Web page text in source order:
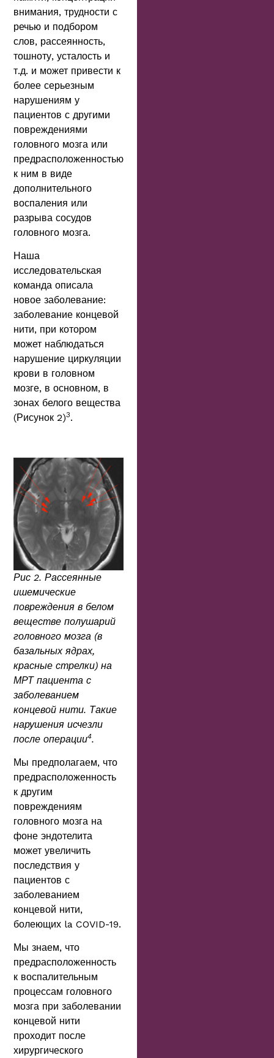
внимания, трудности с
речью и подбором
слов, рассеянность,
тошноту, усталость и
т.д. и может привести к
более серьезным
нарушениям у
пациентов с другими
повреждениями
головного мозга или
предрасположенностью
к ним в виде
дополнительного
воспаления или
разрыва сосудов
головного мозга.
Наша
исследовательская
команда описала
новое заболевание:
заболевание концевой
нити, при котором
может наблюдаться
нарушение циркуляции
крови в головном
мозге, в основном, в
зонах белого вещества
(Рисунок 2)3.
Рис 2. Рассеянные
ишемические
повреждения в белом
веществе полушарий
головного мозга (в
базальных ядрах,
красные стрелки) на
МРТ пациента с
заболеванием
концевой нити. Такие
нарушения исчезли
после операции4.
Мы предполагаем, что
предрасположенность
к другим
повреждениям
головного мозга на
фоне эндотелита
может увеличить
последствия у
пациентов с
заболеванием
концевой нити,
болеющих la COVID-19.
Мы знаем, что
предрасположенность
к воспалительным
процессам головного
мозга при заболевании
концевой нити
проходит после
хирургического